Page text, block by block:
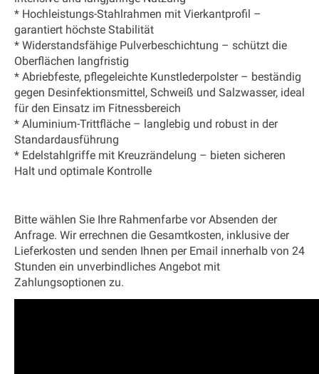
* Hochleistungs-Stahlrahmen mit Vierkantprofil –
garantiert höchste Stabilität
* Widerstandsfähige Pulverbeschichtung – schützt die
Oberflächen langfristig
* Abriebfeste, pflegeleichte Kunstlederpolster – beständig
gegen Desinfektionsmittel, Schweiß und Salzwasser, ideal
für den Einsatz im Fitnessbereich
* Aluminium-Trittfläche – langlebig und robust in der
Standardausführung
* Edelstahlgriffe mit Kreuzrändelung – bieten sicheren
Halt und optimale Kontrolle
Bitte wählen Sie Ihre Rahmenfarbe vor Absenden der
Anfrage. Wir errechnen die Gesamtkosten, inklusive der
Lieferkosten und senden Ihnen per Email innerhalb von 24
Stunden ein unverbindliches Angebot mit
Zahlungsoptionen zu.